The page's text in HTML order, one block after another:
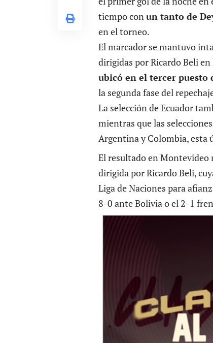
tiempo conun tanto de
en el torneo.
El marcador se mantuvo
dirigidas por Ricardo Beli
ubicó en el tercer puesto
la segunda fase del
La selección de Ecuador
mientras que las
Argentina y Colombia, esta
El resultado en Montevideo
dirigida por Ricardo Beli,
Liga de Naciones para
8-0 ante Bolivia o el 2-1